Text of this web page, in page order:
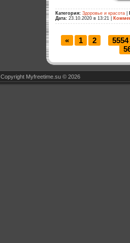
Категория: Здоровье и красота
Дата: 23.10.2020 в 13:21
« 1 2
5554
Copyright Myfreetime.su © 2026